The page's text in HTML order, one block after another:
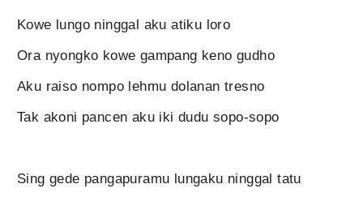
Kowe lungo ninggal aku atiku loro
Ora nyongko kowe gampang keno gudho
Aku raiso nompo lehmu dolanan tresno
Tak akoni pancen aku iki dudu sopo-sopo
Sing gede pangapuramu lungaku ninggal tatu